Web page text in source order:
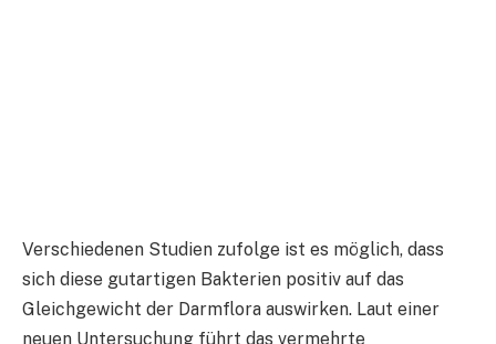
Verschiedenen Studien zufolge ist es möglich, dass
sich diese gutartigen Bakterien positiv auf das
Gleichgewicht der Darmflora auswirken. Laut einer
neuen Untersuchung führt das vermehrte